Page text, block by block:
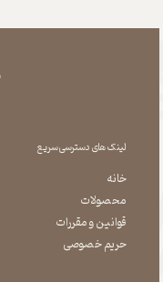
لینک های دسترسی سریع
خانه
محصولات
قوانین و مقررات
حریم خصوصی